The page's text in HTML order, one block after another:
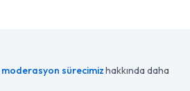
moderasyon sürecimizhakkında daha